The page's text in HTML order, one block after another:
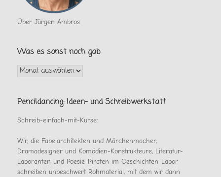
Über Jürgen Ambros
Was es sonst noch gab
Was
es
noch
Pencildancing: Ideen- und Schreibwerkstatt
Schreib-einfach-mit-Kurse:
Wir, die Fabelarchitekten und Märchenmacher,
Dramadesigner und Komödien-Konstrukteure, Literatur-
Laboranten und Poesie-Piraten im Geschichten-Labor
schreiben unbeschwert Rohmaterial, mit dem wir dann